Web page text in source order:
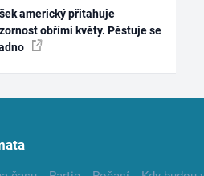
americký přitahuje
obřími květy. Pěstuje se